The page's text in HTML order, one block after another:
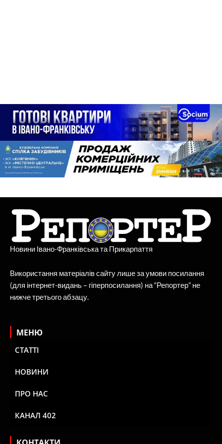
Новини Івано-Франківська та Прикарпаття
Використання матеріалів сайту лише за умови посилання
(для інтернет-видань – гіперпосилання) на “Репортер” не
нижче третього абзацу.
МЕНЮ
СТАТТІ
НОВИНИ
ПРО НАС
КАНАЛ 402